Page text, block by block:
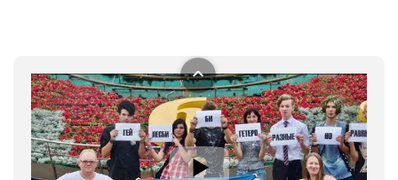
ГАУ є в 16 областях України.
Разом наш голос лунає гучніше!